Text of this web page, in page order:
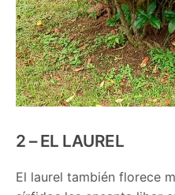
2 – EL LAUREL
El laurel también florece